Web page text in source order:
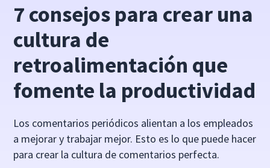
7 consejos para crear una
cultura de
retroalimentación que
fomente la productividad
Los comentarios periódicos alientan a los empleados
a mejorar y trabajar mejor. Esto es lo que puede hacer
para crear la cultura de comentarios perfecta.